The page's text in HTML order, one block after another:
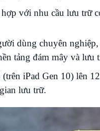
với nhu cầu lưu trữ
dùng chuyên
tảng đám mây và lưu
iPad Gen 10) lên
lưu trữ.